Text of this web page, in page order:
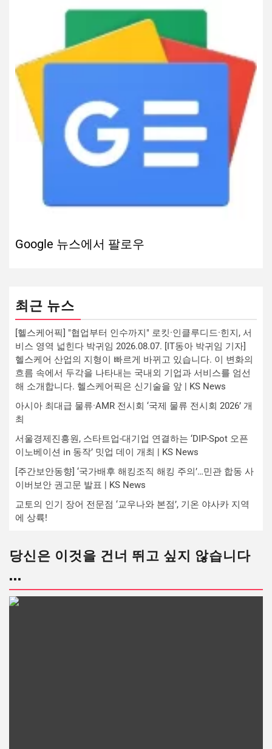
Google 뉴스에서 팔로우
최근 뉴스
[헬스케어픽] "협업부터 인수까지" 로킷·인클루디드·힌지, 서
비스 영역 넓힌다 박귀임 2026.08.07. [IT동아 박귀임 기자]
헬스케어 산업의 지형이 빠르게 바뀌고 있습니다. 이 변화의
흐름 속에서 두각을 나타내는 국내외 기업과 서비스를 엄선
해 소개합니다. 헬스케어픽은 신기술을 앞 | KS News
아시아 최대급 물류·AMR 전시회 ‘국제 물류 전시회 2026’ 개
최
서울경제진흥원, 스타트업-대기업 연결하는 ‘DIP-Spot 오픈
이노베이션 in 동작’ 밋업 데이 개최 | KS News
[주간보안동향] ‘국가배후 해킹조직 해킹 주의’…민관 합동 사
이버보안 권고문 발표 | KS News
교토의 인기 장어 전문점 ‘교우나와 본점’, 기온 야사카 지역
에 상륙!
당신은 이것을 건너 뛰고 싶지 않습니다
...